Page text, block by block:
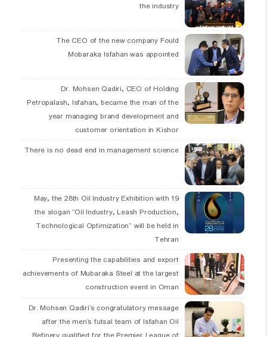
the industry
The CEO of the new company Fould
Mobaraka Isfahan was appointed
Dr. Mohsen Qadiri, CEO of Holding
Petropalash, Isfahan, became the man of the
year managing brand development and
customer orientation in Kishor
There is no dead end in management science
19 May, the 28th Oil Industry Exhibition with
the slogan “Oil Industry, Leash Production,
Technological Optimization” will be held in
Tehran
Presenting the capabilities and export
achievements of Mubaraka Steel at the largest
construction event in Oman
Dr. Mohsen Qadiri’s congratulatory message
after the men’s futsal team of Isfahan Oil